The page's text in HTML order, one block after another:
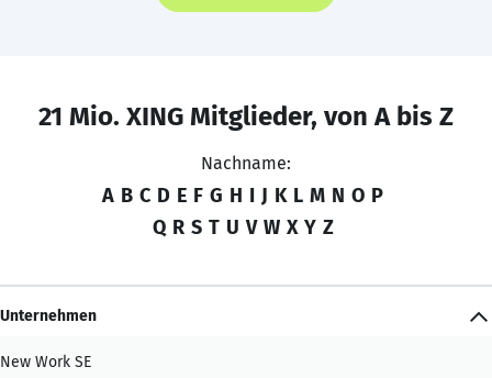
21 Mio. XING Mitglieder, von A bis Z
Nachname:
A B C D E F G H I J K L M N O P
Q R S T U V W X Y Z
Unternehmen
New Work SE